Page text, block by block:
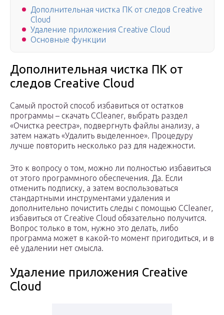
Дополнительная чистка ПК от следов Creative
Cloud
Удаление приложения Creative Cloud
Основные функции
Дополнительная чистка ПК от
следов Creative Cloud
Самый простой способ избавиться от остатков
программы – скачать CCleaner, выбрать раздел
«Очистка реестра», подвергнуть файлы анализу, а
затем нажать «Удалить выделенное». Процедуру
лучше повторить несколько раз для надежности.
Это к вопросу о том, можно ли полностью избавиться
от этого программного обеспечения. Да. Если
отменить подписку, а затем воспользоваться
стандартными инструментами удаления и
дополнительно почистить следы с помощью CCleaner,
избавиться от Creative Cloud обязательно получится.
Вопрос только в том, нужно это делать, либо
программа может в какой-то момент пригодиться, и в
её удалении нет смысла.
Удаление приложения Creative
Cloud